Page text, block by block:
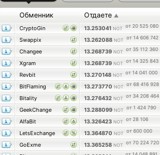
Обменник Отдаете ▲
CryptoGin 13.253041 NOT от 20 525 080
Swappix
13.262088 NOT от 14 606 742
Changee
13.268739 NOT от 35 112 360
Xgram
13.268739 NOT от 14 325 843
Revbit
13.270148 NOT от 14 041 000
BitFlaming
13.273770 NOT от 68 416 928
Bitality
13.276432 NOT от 34 208 464
GeekChange
13.288099 NOT от 1 424 790
AlfaBit
13.326423 NOT от 28 106
LetsExchange
13.364870 NOT от 600 000
GoExme
13.365258 NOT от 70 224 720